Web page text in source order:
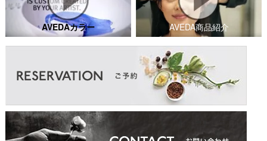
AVEDAカラー AVEDA商品紹介